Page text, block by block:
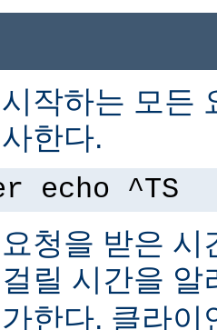
작하는 모든
한다.
echo ^TS
청을 받은 시
릴 시간을
한다. 클라